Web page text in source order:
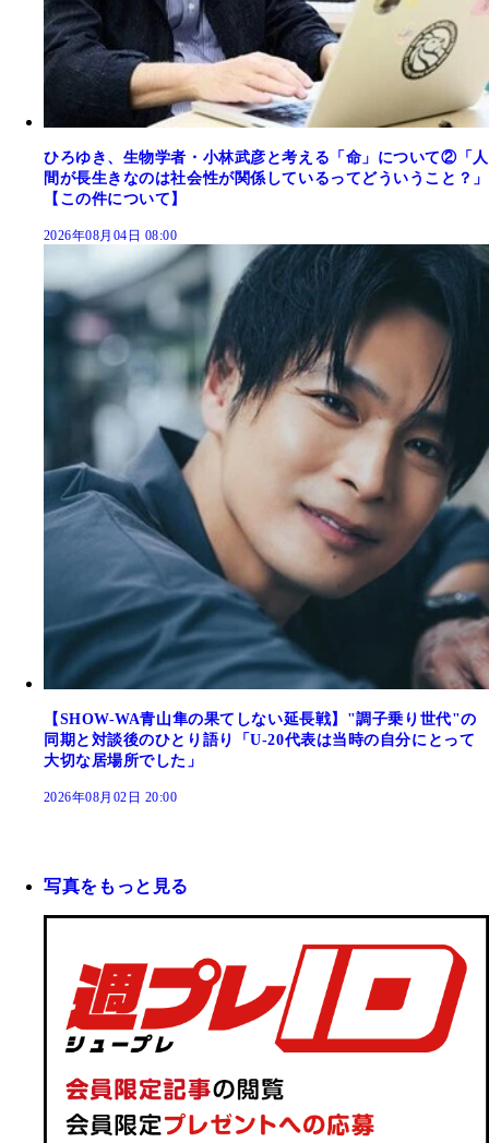
ひろゆき、生物学者・小林武彦と考える「命」について②「人
間が長生きなのは社会性が関係しているってどういうこと？」
【この件について】
2026年08月04日 08:00
【SHOW-WA青山隼の果てしない延長戦】"調子乗り世代"の
同期と対談後のひとり語り「U-20代表は当時の自分にとって
大切な居場所でした」
2026年08月02日 20:00
写真をもっと見る